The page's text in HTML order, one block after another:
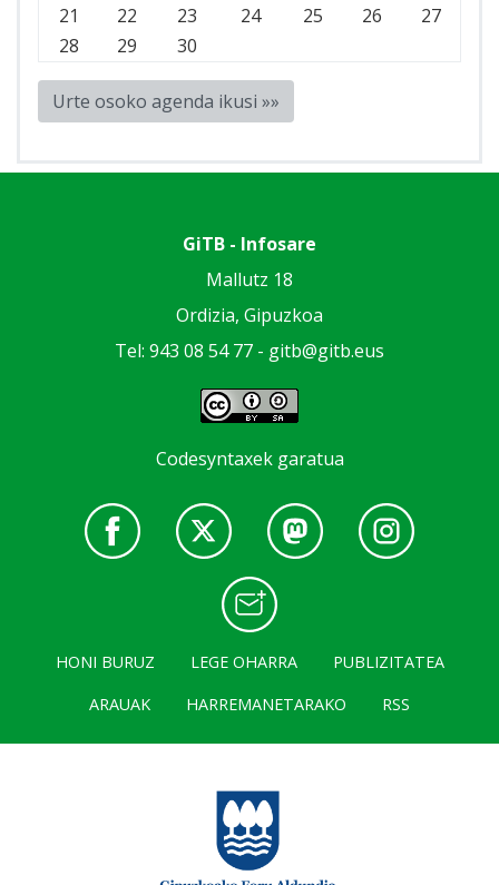
21
22 23 24 25 26
27
28
29 30
Urte osoko agenda ikusi »»
GiTB - Infosare
Mallutz 18
Ordizia, Gipuzkoa
Tel: 943 08 54 77 - gitb@gitb.eus
Codesyntaxek garatua
HONI BURUZ LEGE OHARRA
PUBLIZITATEA
ARAUAK
HARREMANETARAKO RSS